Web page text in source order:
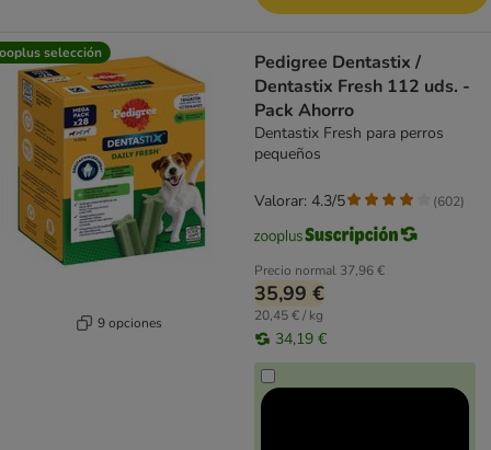
selección
9 opciones
Pedigree Dentastix /
Dentastix Fresh 112 uds. -
Pack Ahorro
Dentastix Fresh para perros
pequeños
Precio normal 37,96 €
35,99 €
20,45 € / kg
34,19 €
Valorar: 4.3/5 (602)